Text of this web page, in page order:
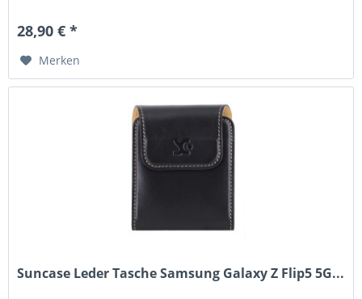
28,90 € *
Merken
Suncase Leder Tasche Samsung Galaxy Z Flip5 5G...